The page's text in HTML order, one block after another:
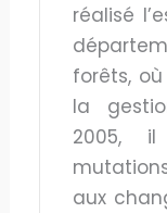
réalisé
forêts,
la
2005,
aux